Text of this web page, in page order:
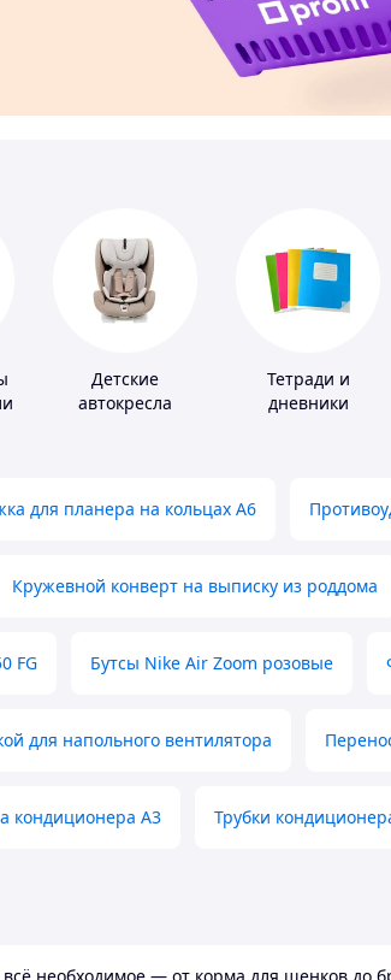
Детские
автокресла
Тетради и
дневники
для планера на кольцах А6
Кружевной конверт на выписку из роддома
FG Бутсы Nike Air Zoom розовые
для напольного вентилятора
кондиционера А3 Трубки